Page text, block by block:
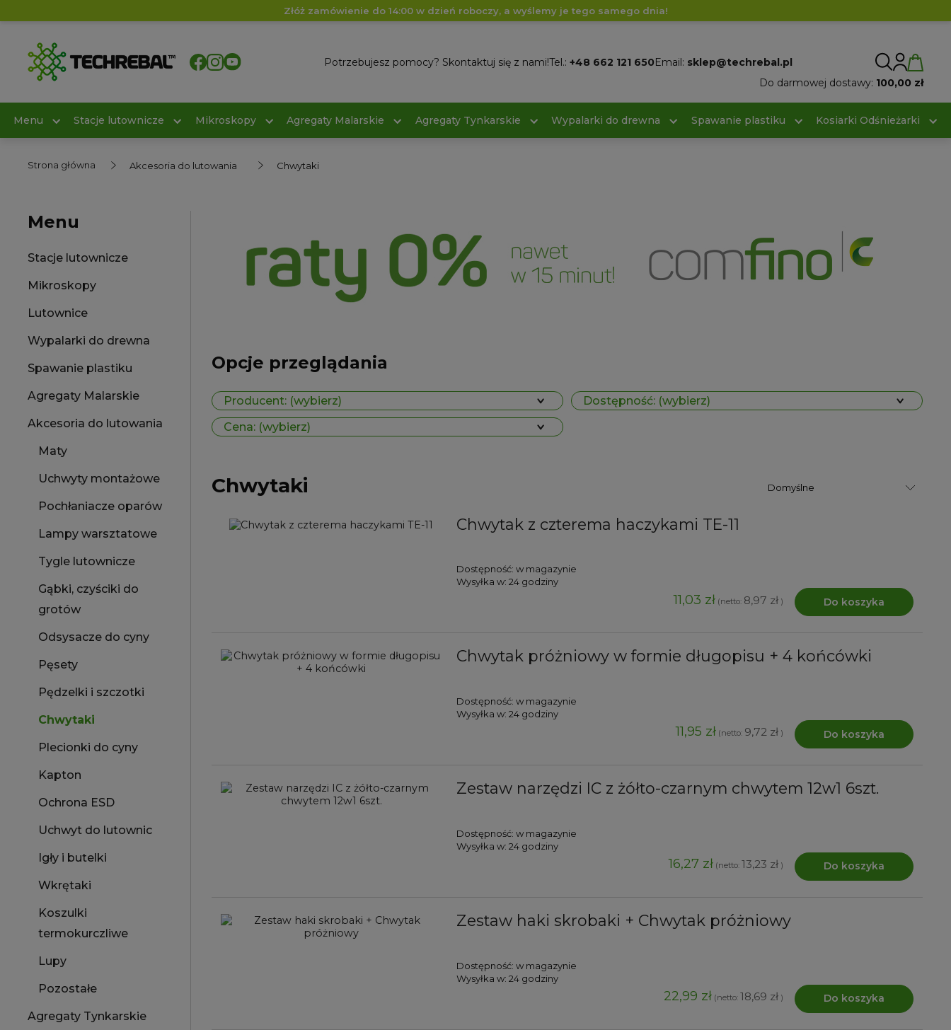
Złóż zamówienie do 14:00 w dzień roboczy, a wyślemy je tego samego dnia!
Potrzebujesz pomocy? Skontaktuj się z nami!Tel.:+48 662 121 650Email: sklep@techrebal.pl
Do darmowej dostawy: 100,00 zł
Menu Stacje lutownicze Mikroskopy Agregaty Malarskie Agregaty Tynkarskie Wypalarki do drewna Spawanie plastiku Kosiarki Odśnieżarki
Strona główna Akcesoria do lutowania Chwytaki
Menu
Stacje lutownicze
Mikroskopy
Lutownice
Wypalarki do drewna
Spawanie plastiku
Agregaty Malarskie
Akcesoria do lutowania
Maty
Uchwyty montażowe
Pochłaniacze oparów
Lampy warsztatowe
Tygle lutownicze
Gąbki, czyściki do
grotów
Odsysacze do cyny
Pęsety
Pędzelki i szczotki
Chwytaki
Plecionki do cyny
Kapton
Ochrona ESD
Uchwyt do lutownic
Igły i butelki
Wkrętaki
Koszulki
termokurczliwe
Lupy
Pozostałe
Agregaty Tynkarskie
Opcje przeglądania
Producent: (wybierz)
Dostępność: (wybierz)
Cena: (wybierz)
Chwytaki
Chwytak z czterema haczykami TE-11
Dostępność: w magazynie
Wysyłka w: 24 godziny
11,03 zł (netto: 8,97 zł) Do koszyka
Chwytak próżniowy w formie długopisu + 4 końcówki
Dostępność: w magazynie
Wysyłka w: 24 godziny
11,95 zł (netto: 9,72 zł) Do koszyka
Zestaw narzędzi IC z żółto-czarnym chwytem 12w1 6szt.
Dostępność: w magazynie
Wysyłka w: 24 godziny
16,27 zł (netto: 13,23 zł) Do koszyka
Zestaw haki skrobaki + Chwytak próżniowy
Dostępność: w magazynie
Wysyłka w: 24 godziny
22,99 zł (netto: 18,69 zł) Do koszyka